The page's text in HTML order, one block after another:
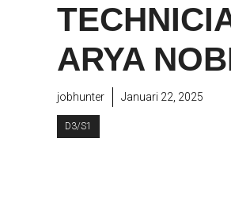
ARYA
jobhunter Januari 22, 2025
D3/S1